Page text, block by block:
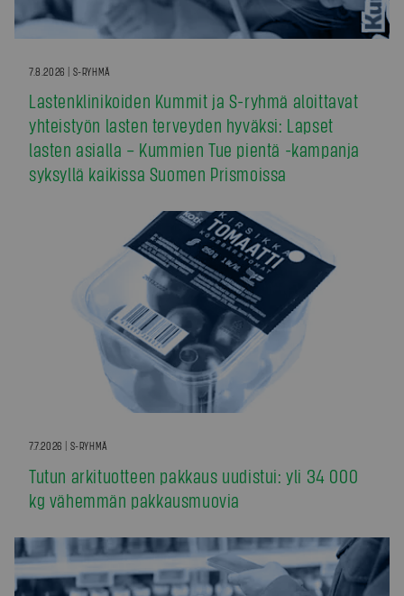
7.8.2026 | S-RYHMÄ
Lastenklinikoiden Kummit ja S-ryhmä aloittavat
yhteistyön lasten terveyden hyväksi: Lapset
lasten asialla – Kummien Tue pientä -kampanja
syksyllä kaikissa Suomen Prismoissa
7.7.2026 | S-RYHMÄ
Tutun arkituotteen pakkaus uudistui: yli 34 000
kg vähemmän pakkausmuovia